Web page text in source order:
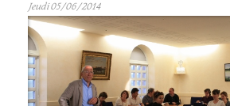
Jeudi 05/06/2014